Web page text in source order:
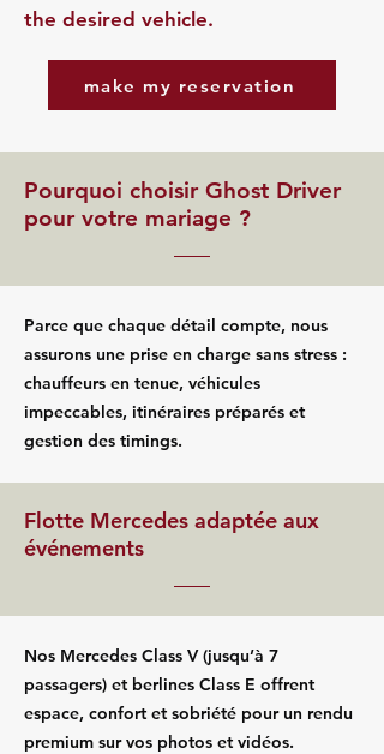
the desired vehicle.
make my reservation
Pourquoi choisir Ghost Driver
pour votre mariage ?
Parce que chaque détail compte, nous
assurons une prise en charge sans stress :
chauffeurs en tenue, véhicules
impeccables, itinéraires préparés et
gestion des timings.
Flotte Mercedes adaptée aux
événements
Nos Mercedes Class V (jusqu’à 7
passagers) et berlines Class E offrent
espace, confort et sobriété pour un rendu
premium sur vos photos et vidéos.